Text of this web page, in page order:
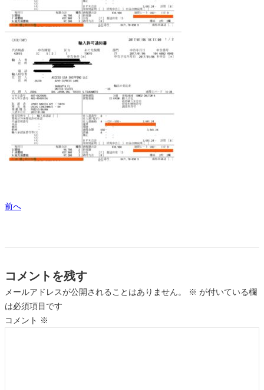
前へ
コメントを残す
メールアドレスが公開されることはありません。 ※ が付いている欄
は必須項目です
コメント ※